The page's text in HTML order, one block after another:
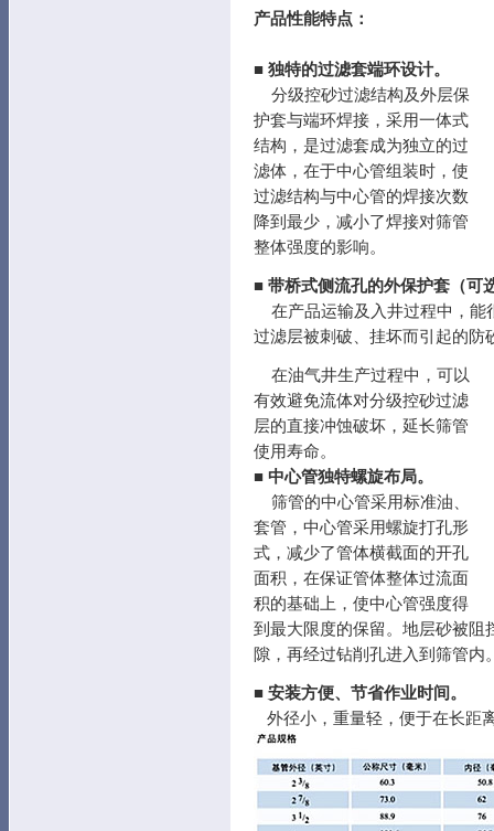
产品性能特点：
■ 独特的过滤套端环设计。
分级控砂过滤结构及外层保
护套与端环焊接，采用一体式
结构，是过滤套成为独立的过
滤体，在于中心管组装时，使
过滤结构与中心管的焊接次数
降到最少，减小了焊接对筛管
整体强度的影响。
■ 带桥式侧流孔的外保护套（可
在产品运输及入井过程中，能
过滤层被刺破、挂坏而引起的防
在油气井生产过程中，可以
有效避免流体对分级控砂过滤
层的直接冲蚀破坏，延长筛管
使用寿命。
■ 中心管独特螺旋布局。
筛管的中心管采用标准油、
套管，中心管采用螺旋打孔形
式，减少了管体横截面的开孔
面积，在保证管体整体过流面
积的基础上，使中心管强度得
到最大限度的保留。地层砂被阻
隙，再经过钻削孔进入到筛管内
■ 安装方便、节省作业时间。
外径小，重量轻，便于在长距